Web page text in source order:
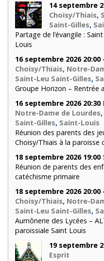
14 septembre
Choisy/Thiais,
Saint-Gilles,
Partage de l’évangile :
Louis
16 septembre 2026 20:00
Choisy/Thiais, Notre-
Saint-Leu Saint-Gilles,
Groupe Horizon – Rentrée
16 septembre 2026 20:30
Notre-Dame de Lourdes,
Saint-Gilles, Saint-Louis
Réunion des parents des
Choisy/Thiais à la paroisse
18 septembre 2026 19:00
Réunion de parents des
catéchisme primaire
18 septembre 2026 20:00
Choisy/Thiais, Notre-
Saint-Leu Saint-Gilles,
Aumônerie des Lycées –
paroissiale Saint Louis
19 septembre
Esprit